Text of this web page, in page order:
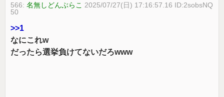
566:名無しどんぶらこ 2025/07/27(日) 17:16:57.16 ID:2sobsNQ
50
>>1
なにこれw
だったら選挙負けてないだろwww